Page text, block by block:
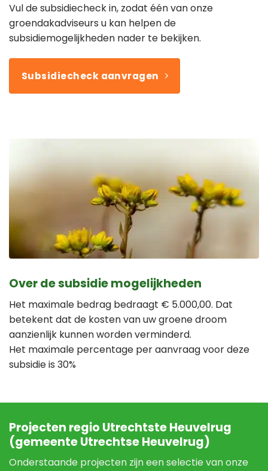
Vul de subsidiecheck in, zodat één van onze
groendakadviseurs u kan helpen de
subsidiemogelijkheden nader te bekijken.
Subsidiecheck aanvragen
Over de subsidie mogelijkheden
Het maximale bedrag bedraagt € 5.000,00. Dat
betekent dat de kosten van uw groene droom
aanzienlijk kunnen worden verminderd.
Het maximale percentage per aanvraag voor deze
subsidie is 30%
Projecten regio Utrechtste Heuvelrug
(gemeente Utrechtse Heuvelrug)
Onderstaande projecten zijn een selectie van onze